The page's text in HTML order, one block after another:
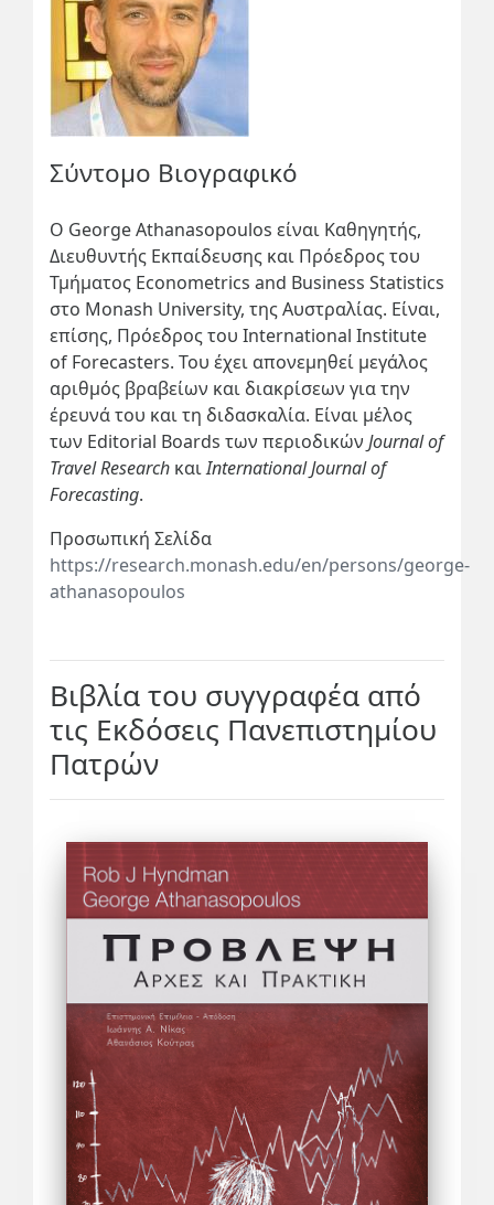
Σύντομο Βιογραφικό
Ο George Athanasopoulos είναι Καθηγητής,
Διευθυντής Εκπαίδευσης και Πρόεδρος του
Τμήματος Econometrics and Business Statistics
στο Monash University, της Αυστραλίας. Είναι,
επίσης, Πρόεδρος του International Institute
of Forecasters. Του έχει απονεμηθεί μεγάλος
αριθμός βραβείων και διακρίσεων για την
έρευνά του και τη διδασκαλία. Είναι μέλος
των Editorial Boards των περιοδικών Journal of
Travel Research καιInternational Journal of
Forecasting.
Προσωπική Σελίδα
https://research.monash.edu/en/persons/george-
athanasopoulos
Βιβλία του συγγραφέα από
τις Εκδόσεις Πανεπιστημίου
Πατρών